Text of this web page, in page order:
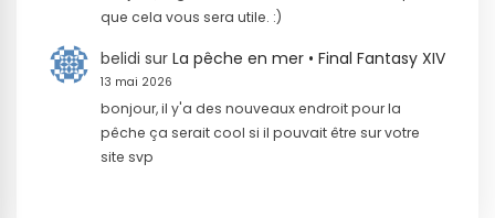
que cela vous sera utile. :)
belidi sur La pêche en mer • Final Fantasy XIV
13 mai 2026
bonjour, il y'a des nouveaux endroit pour la
pêche ça serait cool si il pouvait être sur votre
site svp